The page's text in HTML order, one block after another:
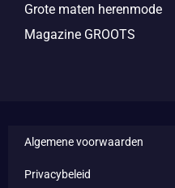
Grote maten herenmode
Magazine GROOTS
Algemene voorwaarden
Privacybeleid